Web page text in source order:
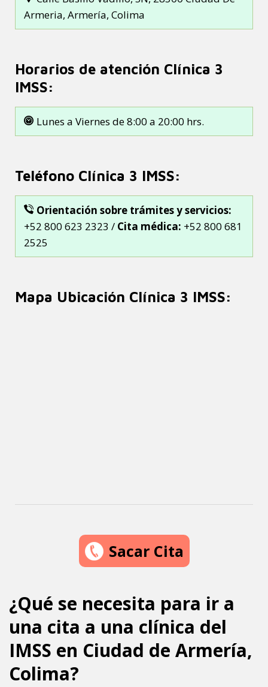
Armeria, Armería, Colima
Horarios de atención Clínica 3
IMSS:
Lunes a Viernes de 8:00 a 20:00 hrs.
Teléfono Clínica 3 IMSS:
Orientación sobre trámites y servicios:
+52 800 623 2323 / Cita médica: +52 800 681
2525
Mapa Ubicación Clínica 3 IMSS:
Sacar Cita
¿Qué se necesita para ir a
una cita a una clínica del
IMSS en Ciudad de Armería,
Colima?